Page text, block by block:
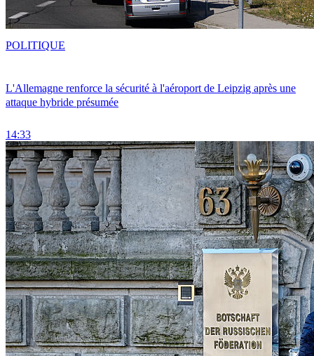
L'Allemagne renforce la sécurité à l'aéroport de Leipzig après une
attaque hybride présumée
14:33
POLITIQUE